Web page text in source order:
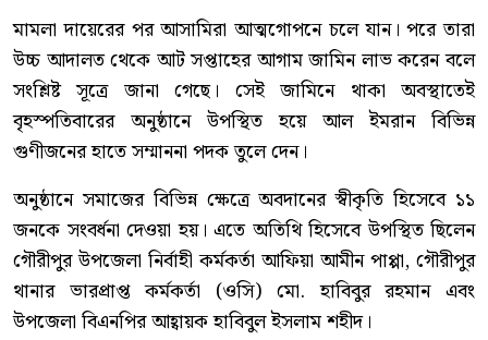
মামলা দায়েরের পর আসামিরা আত্মগোপনে চলে যান। পরে তারা
উচ্চ আদালত থেকে আট সপ্তাহের আগাম জামিন লাভ করেন বলে
সংশ্লিষ্ট সূত্রে জানা গেছে। সেই জামিনে থাকা অবস্থাতেই
বৃহস্পতিবারের অনুষ্ঠানে উপস্থিত হয়ে আল ইমরান বিভিন্ন
গুণীজনের হাতে সম্মাননা পদক তুলে দেন।
অনুষ্ঠানে সমাজের বিভিন্ন ক্ষেত্রে অবদানের স্বীকৃতি হিসেবে ১১
জনকে সংবর্ধনা দেওয়া হয়। এতে অতিথি হিসেবে উপস্থিত ছিলেন
গৌরীপুর উপজেলা নির্বাহী কর্মকর্তা আফিয়া আমীন পাপ্পা, গৌরীপুর
থানার ভারপ্রাপ্ত কর্মকর্তা (ওসি) মো. হাবিবুর রহমান এবং
উপজেলা বিএনপির আহ্বায়ক হাবিবুল ইসলাম শহীদ।